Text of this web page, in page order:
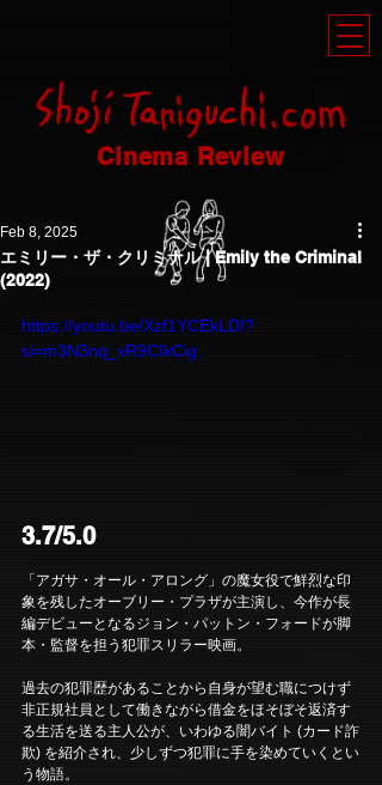
Cinema Review
エミリー・ザ・クリミナル | Emily the Criminal
(2022)
Feb 8, 2025
https://youtu.be/Xzf1YCEkLDI?
si=m3N3nq_xR9CIkCig
3.7/5.0
「アガサ・オール・アロング」の魔女役で鮮烈な印
象を残したオーブリー・プラザが主演し、今作が長
編デビューとなるジョン・パットン・フォードが脚
本・監督を担う犯罪スリラー映画。
過去の犯罪歴があることから自身が望む職につけず
非正規社員として働きながら借金をほそぼそ返済す
る生活を送る主人公が、いわゆる闇バイト (カード詐
欺) を紹介され、少しずつ犯罪に手を染めていくとい
う物語。